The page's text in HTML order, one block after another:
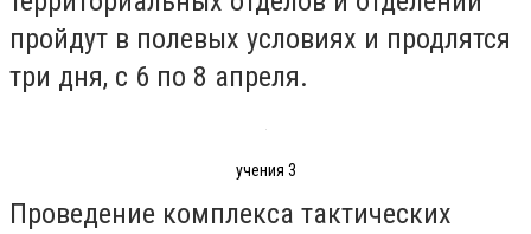
пройдут в полевых условиях и продлятся
три дня, с 6 по 8 апреля.
учения 3
Проведение комплекса тактических